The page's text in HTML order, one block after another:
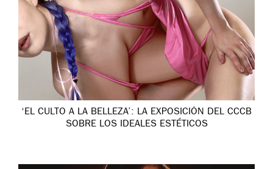
‘EL CULTO A LA BELLEZA’: LA EXPOSICIÓN DEL CCCB
SOBRE LOS IDEALES ESTÉTICOS